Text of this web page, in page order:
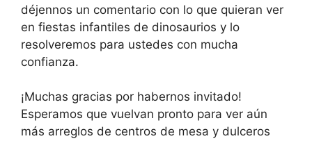
déjennos un comentario con lo que quieran ver
en fiestas infantiles de dinosaurios y lo
resolveremos para ustedes con mucha
confianza.
¡Muchas gracias por habernos invitado!
Esperamos que vuelvan pronto para ver aún
más arreglos de centros de mesa y dulceros